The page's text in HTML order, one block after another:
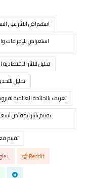
استعراض الآثار على
استعراض للإجراءات
تحليل للآثار الاقتصادية
تحليل
تعريف بالجائحة العالمية لفيروس كورونا (كوفيد-19)
تقييم تأثير انخفاض
تقييم
Reddit